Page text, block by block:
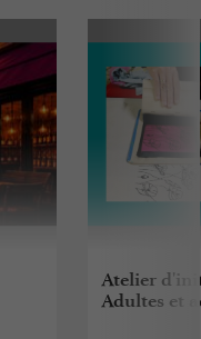
Atelier
Adultes et